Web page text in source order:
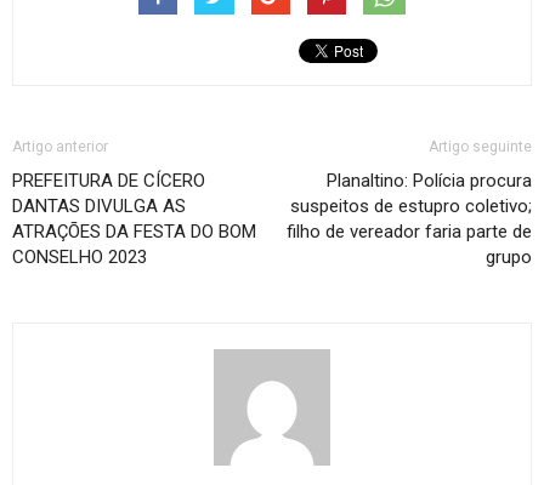
Artigo anterior
PREFEITURA DE CÍCERO
DANTAS DIVULGA AS
ATRAÇÕES DA FESTA DO BOM
CONSELHO 2023
Artigo seguinte
Planaltino: Polícia procura
suspeitos de estupro coletivo;
filho de vereador faria parte de
grupo